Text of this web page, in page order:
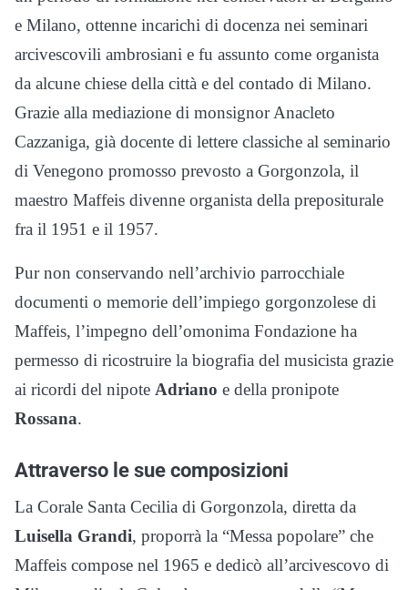
e Milano, ottenne incarichi di docenza nei seminari
arcivescovili ambrosiani e fu assunto come organista
da alcune chiese della città e del contado di Milano.
Grazie alla mediazione di monsignor Anacleto
Cazzaniga, già docente di lettere classiche al seminario
di Venegono promosso prevosto a Gorgonzola, il
maestro Maffeis divenne organista della prepositurale
fra il 1951 e il 1957.
Pur non conservando nell’archivio parrocchiale
documenti o memorie dell’impiego gorgonzolese di
Maffeis, l’impegno dell’omonima Fondazione ha
permesso di ricostruire la biografia del musicista grazie
ai ricordi del nipote Adriano e della pronipote
Rossana.
Attraverso le sue composizioni
La Corale Santa Cecilia di Gorgonzola, diretta da
Luisella Grandi, proporrà la “Messa popolare” che
Maffeis compose nel 1965 e dedicò all’arcivescovo di